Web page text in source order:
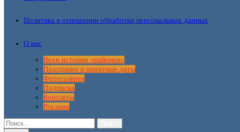
Политика в отношении обработки персональных данных
О нас
Вехи истории «районки»
Праздники и памятные даты
Фотогалерея
Подписка
Контакты
Реклама
Найти: